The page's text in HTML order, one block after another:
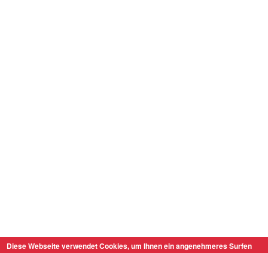
Diese Webseite verwendet Cookies, um Ihnen ein angenehmeres Surfen